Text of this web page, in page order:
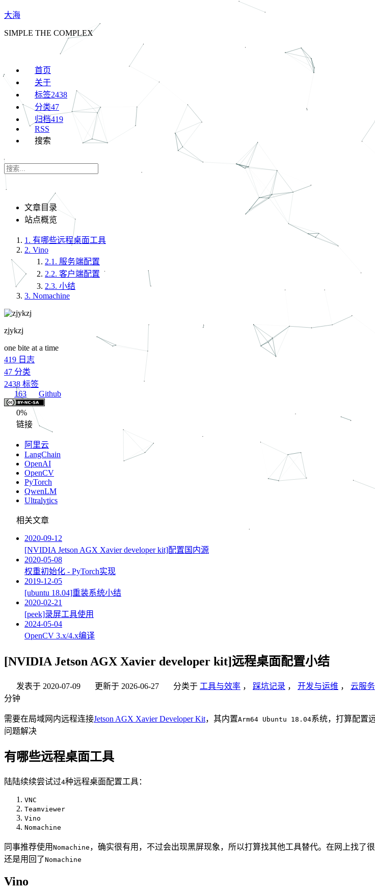
大海
SIMPLE THE COMPLEX
首页
关于
标签2438
分类47
归档419
RSS
搜索
文章目录
站点概览
1. 有哪些远程桌面工具
2. Vino
2.1. 服务端配置
2.2. 客户端配置
2.3. 小结
3. Nomachine
zjykzj
one bite at a time
419 日志
47 分类
2438 标签
163
Github
0%
链接
阿里云
LangChain
OpenAI
OpenCV
PyTorch
QwenLM
Ultralytics
相关文章
2020-09-12
[NVIDIA Jetson AGX Xavier developer kit]配置国内源
2020-05-08
权重初始化 - PyTorch实现
2019-12-05
[ubuntu 18.04]重装系统小结
2020-02-21
[peek]录屏工具使用
2024-05-04
OpenCV 3.x/4.x编译
[NVIDIA Jetson AGX Xavier developer kit]远程桌面配置小结
发表于 2020-07-09 更新于 2026-06-27 分类于 工具与效率 ， 踩坑记录 ， 开发与运维 ， 云服
分钟
需要在局域网内远程连接Jetson AGX Xavier Developer Kit，其内置Arm64 Ubuntu 18.04系统，打算配置
问题解决
有哪些远程桌面工具
陆陆续续尝试过4种远程桌面配置工具：
VNC
Teamviewer
Vino
Nomachine
同事推荐使用 Nomachine ，确实很有用，不过会出现黑屏现象，所以打算找其他工具替代。在网上找了
还是用回了Nomachine
Vino